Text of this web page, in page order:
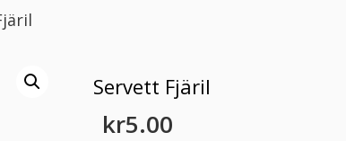
Servett Fjäril
kr5.00